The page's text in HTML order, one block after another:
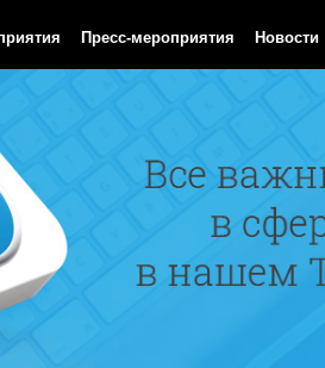
Пресс-мероприятия Новости